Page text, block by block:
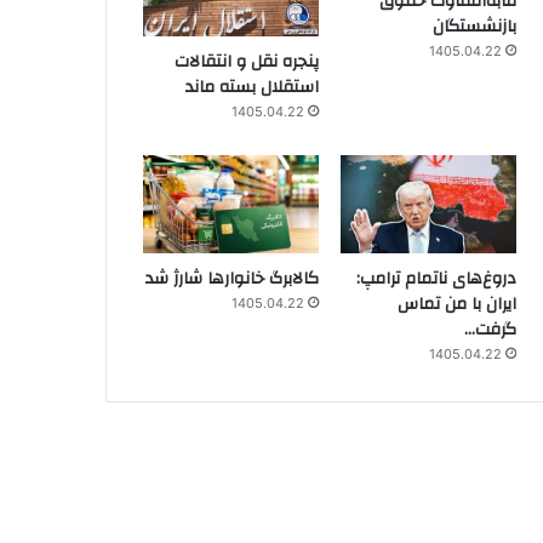
بازنشستگان
1405.04.22
پنجره‌ نقل و انتقالات
استقلال بسته ماند
1405.04.22
دروغ‌های ناتمام ترامپ:
ایران با من تماس
گرفت…
1405.04.22
کالابرگ خانوارها شارژ شد
1405.04.22